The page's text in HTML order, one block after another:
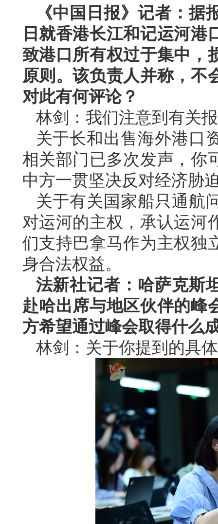
《中国日报》记者：据
日就香港长江和记运河港
致港口所有权过于集中，
原则。该负责人并称，不
对此有何评论？
林剑：我们注意到有关
关于长和出售海外港口
相关部门已多次发声，你
中方一贯坚决反对经济胁
关于有关国家船只通航
对运河的主权，承认运河
们支持巴拿马作为主权独
身合法权益。
法新社记者：哈萨克斯
赴哈出席与地区伙伴的峰
方希望通过峰会取得什么
林剑：关于你提到的具